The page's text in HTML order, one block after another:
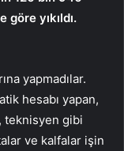
göre yıkıldı.
yapmadılar.
hesabı yapan,
teknisyen gibi
ve kalfalar işin